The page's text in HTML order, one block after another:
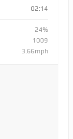
02:14
24%
1009
3.66mph